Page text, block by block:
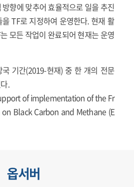
향에 맞추어 효율적으로 일을 추진
TF로 지정하여 운영한다. 현재 활
모든 작업이 완료되어 현재는 운영
기간(2019-현재) 중 한 개의 전문
.
of implementation of the Fr
Black Carbon and Methane (E
옵서버